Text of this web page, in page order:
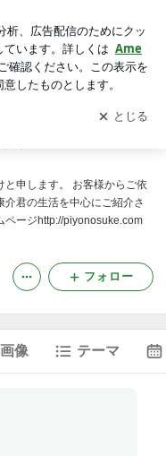
知
を受け取りまし
開く
申します。 お客様からご依
君の生活を中心にご紹介さ
ページhttp://piyonosuke.com
フォロー
画像 テーマ